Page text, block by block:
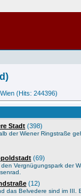
(Hits: 244396)
Stadt (398)
der Wiener Ringstraße
(69)
Vergnügungspark der
(12)
das Belvedere sind im III.